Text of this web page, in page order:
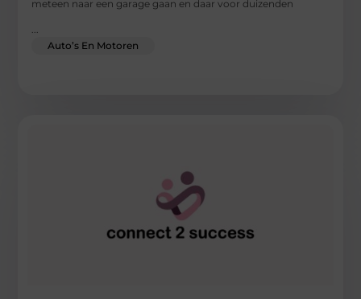
meteen naar een garage gaan en daar voor duizenden
...
Auto’s En Motoren